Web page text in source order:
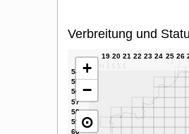
Verbreitung und
+
−
⊙